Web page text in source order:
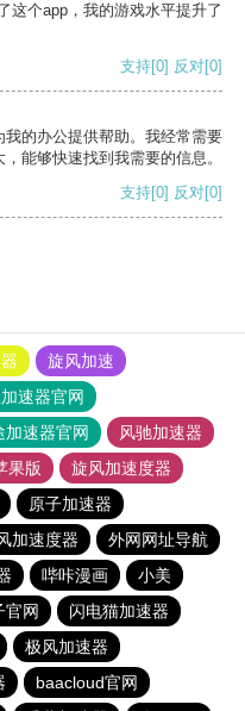
这个app，我的游戏水平提升了
支持[0] 反对[0]
的办公提供帮助。我经常需要
能够快速找到我需要的信息。
支持[0] 反对[0]
旋风加速
速器官网
加速器官网
风驰加速器
果版
旋风加速度器
原子加速器
加速度器
外网网址导航
哔咔漫画
小美
官网
闪电猫加速器
极风加速器
baacloud官网